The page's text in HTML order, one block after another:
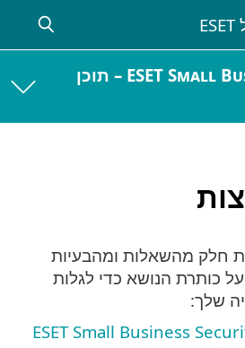
ESET Small Business Security – תוכן
חלק מהשאלות ומהבעיות
כותרת הנושא כדי לגלות
שלך: